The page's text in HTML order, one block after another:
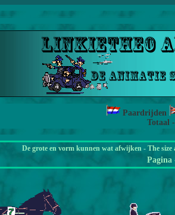
Paardrijden
Totaal
De grote en vorm kunnen wat afwijken - The
Pagina